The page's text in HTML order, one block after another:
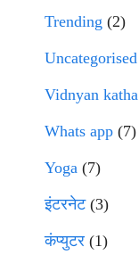
Trending (2)
Uncategorised
Vidnyan katha
Whats app (7)
Yoga (7)
इंटरनेट(3)
कंप्युटर (1)